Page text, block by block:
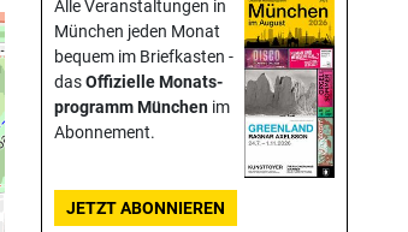
Alle Veranstaltungen in
München jeden Monat
bequem im Briefkasten -
dasOffizielle Monats­
programm München im
Abonnement.
JETZT ABONNIEREN